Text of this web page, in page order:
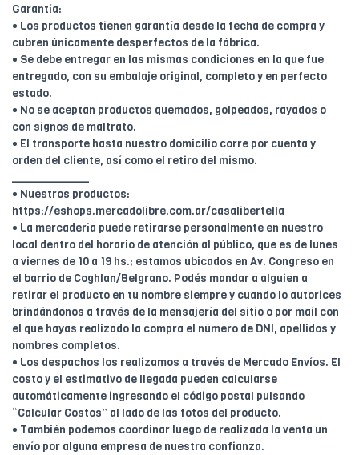
Garantía:
• Los productos tienen garantía desde la fecha de compra y
cubren únicamente desperfectos de la fábrica.
• Se debe entregar en las mismas condiciones en la que fue
entregado, con su embalaje original, completo y en perfecto
estado.
• No se aceptan productos quemados, golpeados, rayados o
con signos de maltrato.
• El transporte hasta nuestro domicilio corre por cuenta y
orden del cliente, así como el retiro del mismo.
• Nuestros productos:
https://eshops.mercadolibre.com.ar/casalibertella
• La mercadería puede retirarse personalmente en nuestro
local dentro del horario de atención al público, que es de lunes
a viernes de 10 a 19 hs.; estamos ubicados en Av. Congreso en
el barrio de Coghlan/Belgrano. Podés mandar a alguien a
retirar el producto en tu nombre siempre y cuando lo autorices
brindándonos a través de la mensajería del sitio o por mail con
el que hayas realizado la compra el número de DNI, apellidos y
nombres completos.
• Los despachos los realizamos a través de Mercado Envíos. El
costo y el estimativo de llegada pueden calcularse
automáticamente ingresando el código postal pulsando
“Calcular Costos” al lado de las fotos del producto.
• También podemos coordinar luego de realizada la venta un
envío por alguna empresa de nuestra confianza.